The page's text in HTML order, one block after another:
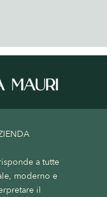
a tutte
moderno e
il